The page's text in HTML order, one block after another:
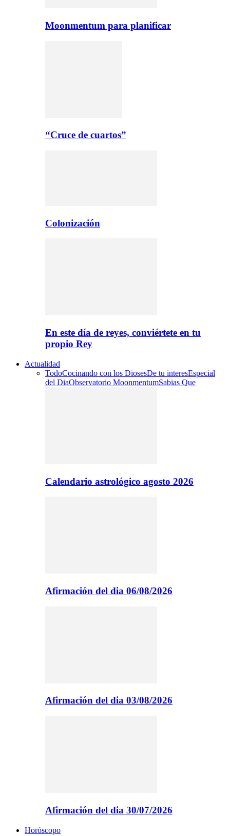
Moonmentum para planificar
“Cruce de cuartos”
Colonización
En este día de reyes, conviértete en tu
propio Rey
Actualidad
TodoCocinando con los DiosesDe tu interesEspecial
del DiaObservatorio MoonmentumSabias Que
Calendario astrológico agosto 2026
Afirmación del dia 06/08/2026
Afirmación del dia 03/08/2026
Afirmación del dia 30/07/2026
Horóscopo